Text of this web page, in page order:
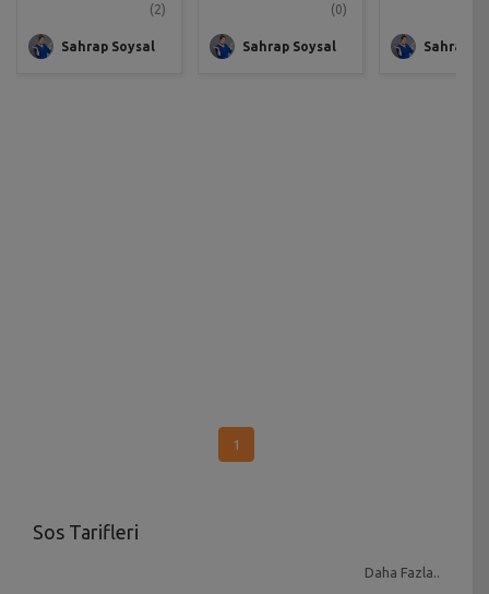
(2)
Sahrap Soysal
(0)
Sahrap Soysal Sahrap
1
Sos Tarifleri
ın ayrı bir önemi
Daha Fazla..